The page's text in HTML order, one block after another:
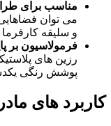
مناسب برای
می ‌توان
و سلیقه
فرمولاسیون بر
رزین ‌های
پوشش رنگی
کاربرد های